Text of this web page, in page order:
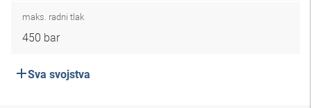
maks. radni tlak
450 bar
Sva svojstva